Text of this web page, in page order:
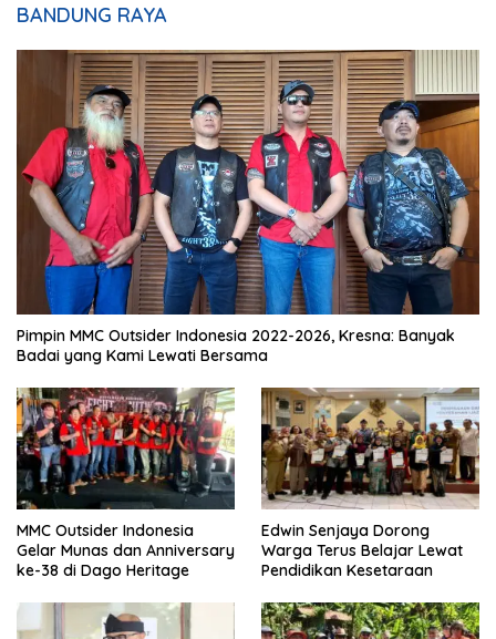
BANDUNG RAYA
Pimpin MMC Outsider Indonesia 2022-2026, Kresna: Banyak
Badai yang Kami Lewati Bersama
MMC Outsider Indonesia
Gelar Munas dan Anniversary
ke-38 di Dago Heritage
Edwin Senjaya Dorong
Warga Terus Belajar Lewat
Pendidikan Kesetaraan